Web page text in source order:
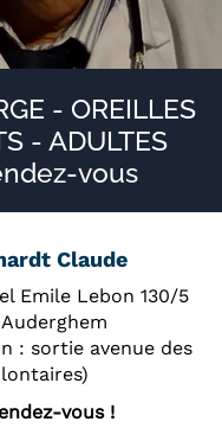
- OREILLES
- ADULTES
vous
Claude
Emile Lebon 130/5
Auderghem
: sortie avenue des
vous !